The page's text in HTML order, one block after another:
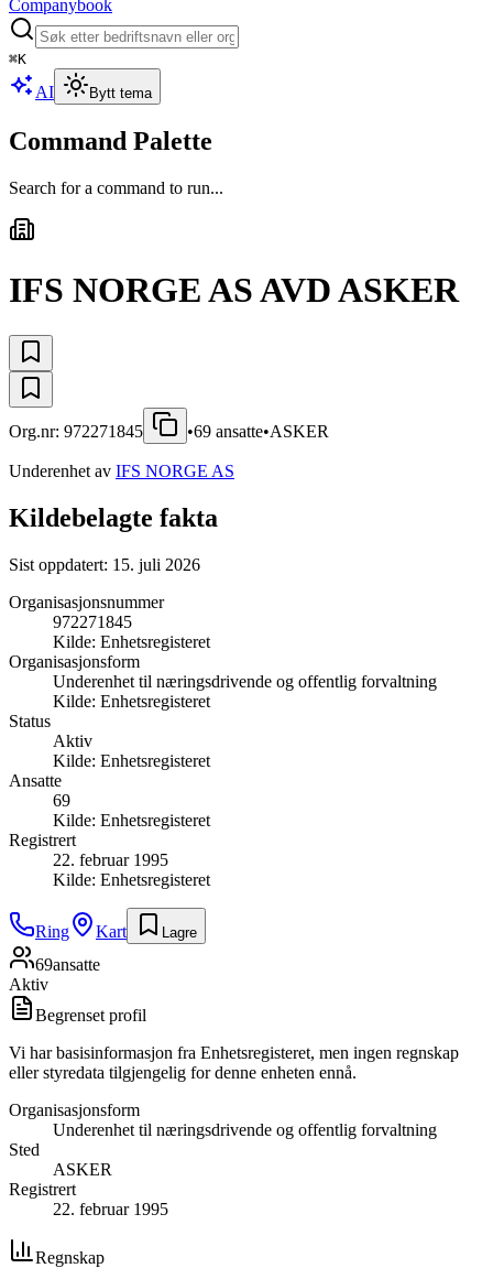
Companybook
⌘K
AI Bytt tema
Command Palette
Search for a command to run...
IFS NORGE AS AVD ASKER
Org.nr: 972271845 •69 ansatte•ASKER
Underenhet av IFS NORGE AS
Kildebelagte fakta
Sist oppdatert: 15. juli 2026
Organisasjonsnummer
972271845
Kilde: Enhetsregisteret
Organisasjonsform
Underenhet til næringsdrivende og offentlig forvaltning
Kilde: Enhetsregisteret
Status
Aktiv
Kilde: Enhetsregisteret
Ansatte
69
Kilde: Enhetsregisteret
Registrert
22. februar 1995
Kilde: Enhetsregisteret
Ring Kart Lagre
69ansatte
Aktiv
Begrenset profil
Vi har basisinformasjon fra Enhetsregisteret, men ingen regnskap
eller styredata tilgjengelig for denne enheten ennå.
Organisasjonsform
Underenhet til næringsdrivende og offentlig forvaltning
Sted
ASKER
Registrert
22. februar 1995
Regnskap